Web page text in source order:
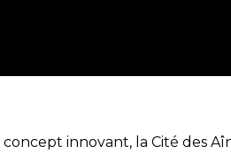
innovant, la Cité des